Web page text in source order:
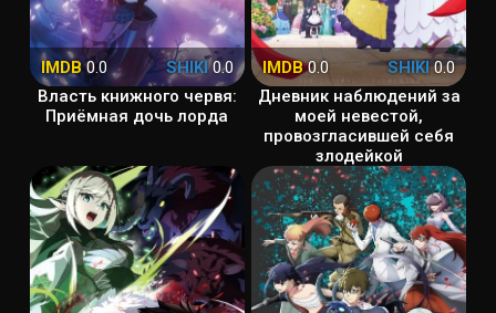
IMDB0.0 SHIKI0.0
Власть книжного червя:
Приёмная дочь лорда
IMDB0.0 SHIKI0.0
Дневник наблюдений за
моей невестой,
провозгласившей себя
злодейкой